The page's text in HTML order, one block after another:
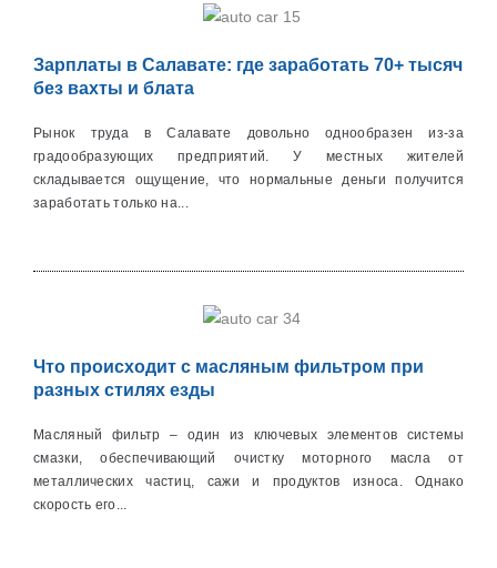
Зарплаты в Салавате: где заработать 70+ тысяч
без вахты и блата
Рынок труда в Салавате довольно однообразен из-за
градообразующих предприятий. У местных жителей
складывается ощущение, что нормальные деньги получится
заработать только на...
Что происходит с масляным фильтром при
разных стилях езды
Масляный фильтр – один из ключевых элементов системы
смазки, обеспечивающий очистку моторного масла от
металличеcких частиц, сажи и продуктов износа. Однако
скорость его...